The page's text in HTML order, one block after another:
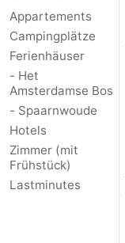
Appartements
Campingplätze
Ferienhäuser
- Het
Amsterdamse Bos
- Spaarnwoude
Hotels
Zimmer (mit
Frühstück)
Lastminutes